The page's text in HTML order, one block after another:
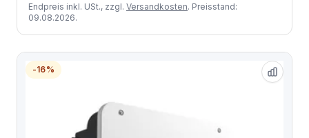
Endpreis inkl. USt., zzgl. Versandkosten. Preisstand:
09.08.2026.
-16%